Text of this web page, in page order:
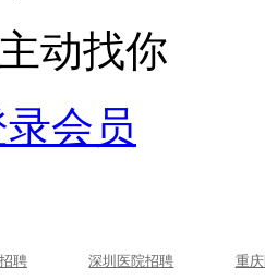
动找你
会员
聘 深圳医院招聘
重